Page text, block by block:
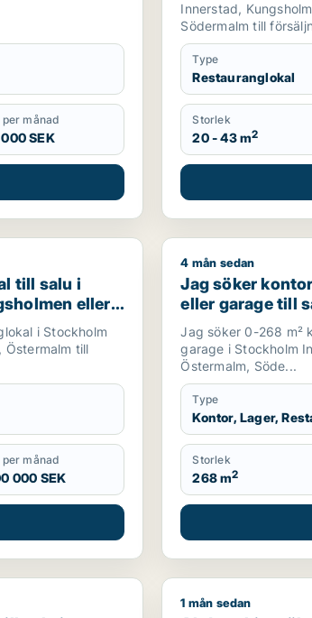
per månad
SEK
Innerstad,
Södermalm till
Type
Restauranglokal
Storlek
20 - 43 m2
i Stockholm Innerstad, Kungsholmen
till salu i
eller
i Stockholm
Östermalm till
per månad
000 SEK
Jag söker kontor,
4 mån sedan
Jag söker
eller garage till
Innerstad,
m.fl.
Jag söker 0-268 m²
garage i Stockholm
Östermalm, Söde...
Type
Kontor, Lager,
Storlek
268 m2
i Haninge, Tyresö eller Danderyd m.fl.
Abderrahim söker
1 mån sedan